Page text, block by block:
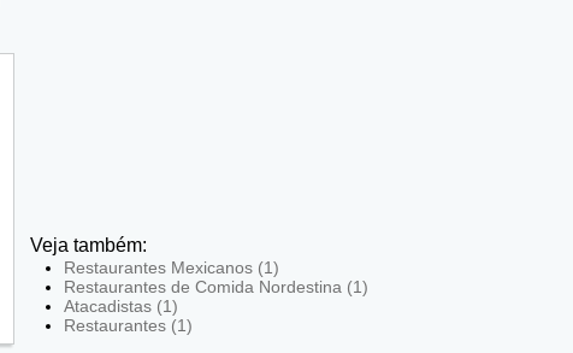
Veja também:
Restaurantes Mexicanos (1)
Restaurantes de Comida Nordestina (1)
Atacadistas (1)
Restaurantes (1)